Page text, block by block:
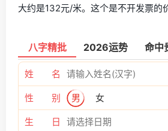
大约是132元/米。这个是不开发票的
八字精批 2026运势 命中
姓 名
性 别 男 女
生 日